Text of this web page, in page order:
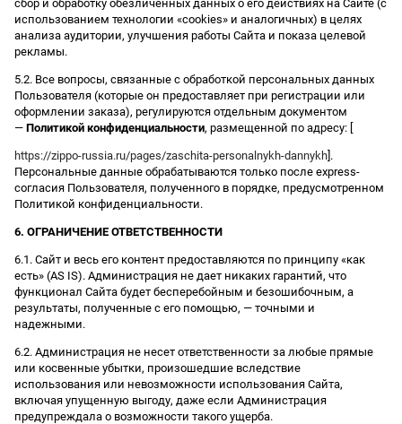
сбор и обработку обезличенных данных о его действиях на Сайте (с
использованием технологии «cookies» и аналогичных) в целях
анализа аудитории, улучшения работы Сайта и показа целевой
рекламы.
5.2. Все вопросы, связанные с обработкой персональных данных
Пользователя (которые он предоставляет при регистрации или
оформлении заказа), регулируются отдельным документом
— Политикой конфиденциальности, размещенной по адресу: [
https://zippo-russia.ru/pages/zaschita-personalnykh-dannykh ].
Персональные данные обрабатываются только после express-
согласия Пользователя, полученного в порядке, предусмотренном
Политикой конфиденциальности.
6. ОГРАНИЧЕНИЕ ОТВЕТСТВЕННОСТИ
6.1. Сайт и весь его контент предоставляются по принципу «как
есть» (AS IS). Администрация не дает никаких гарантий, что
функционал Сайта будет бесперебойным и безошибочным, а
результаты, полученные с его помощью, — точными и
надежными.
6.2. Администрация не несет ответственности за любые прямые
или косвенные убытки, произошедшие вследствие
использования или невозможности использования Сайта,
включая упущенную выгоду, даже если Администрация
предупреждала о возможности такого ущерба.